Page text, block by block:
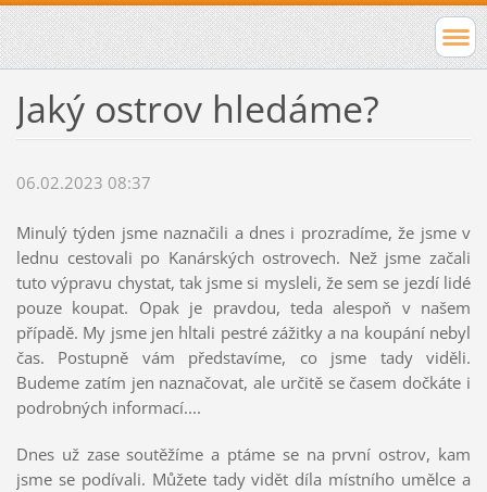
Jaký ostrov hledáme?
06.02.2023 08:37
Minulý týden jsme naznačili a dnes i prozradíme, že jsme v
lednu cestovali po Kanárských ostrovech. Než jsme začali
tuto výpravu chystat, tak jsme si mysleli, že sem se jezdí lidé
pouze koupat. Opak je pravdou, teda alespoň v našem
případě. My jsme jen hltali pestré zážitky a na koupání nebyl
čas. Postupně vám představíme, co jsme tady viděli.
Budeme zatím jen naznačovat, ale určitě se časem dočkáte i
podrobných informací....
Dnes už zase soutěžíme a ptáme se na první ostrov, kam
jsme se podívali. Můžete tady vidět díla místního umělce a